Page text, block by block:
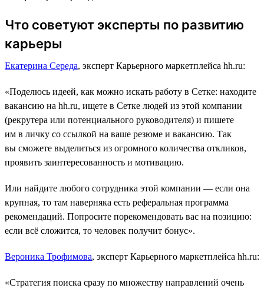
Что советуют эксперты по развитию
карьеры
Екатерина Середа, эксперт Карьерного маркетплейса hh.ru:
«Поделюсь идеей, как можно искать работу в Сетке: находите
вакансию на hh.ru, ищете в Сетке людей из этой компании
(рекрутера или потенциального руководителя) и пишете
им в личку со ссылкой на ваше резюме и вакансию. Так
вы сможете выделиться из огромного количества откликов,
проявить заинтересованность и мотивацию.
Или найдите любого сотрудника этой компании ― если она
крупная, то там наверняка есть реферальная программа
рекомендаций. Попросите порекомендовать вас на позицию:
если всё сложится, то человек получит бонус».
Вероника Трофимова, эксперт Карьерного маркетплейса hh.ru:
«Стратегия поиска сразу по множеству направлений очень